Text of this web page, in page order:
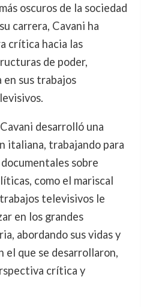
oscuros de la sociedad
carrera, Cavani ha
crítica hacia las
de poder,
sus trabajos
desarrolló una
italiana, trabajando para
sobre
como el mariscal
televisivos le
en los grandes
abordando sus vidas y
que se desarrollaron,
crítica y